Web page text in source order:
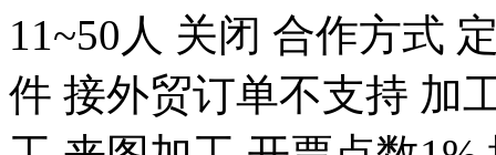
11~50人 关闭 合作方式
件 接外贸订单不支持 加